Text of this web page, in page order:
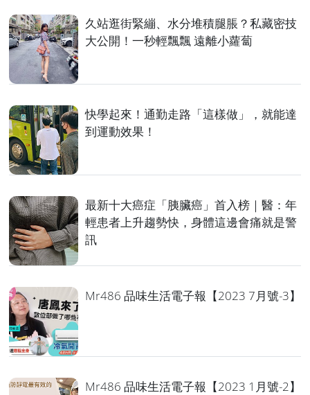
久站逛街緊繃、水分堆積腿脹？私藏密技
大公開！一秒輕飄飄 遠離小蘿蔔
快學起來！通勤走路「這樣做」，就能達
到運動效果！
最新十大癌症「胰臟癌」首入榜｜醫：年
輕患者上升趨勢快，身體這邊會痛就是警
訊
Mr486 品味生活電子報【2023 7月號-3】
Mr486 品味生活電子報【2023 1月號-2】